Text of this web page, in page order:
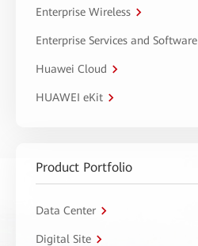
Enterprise Wireless
Enterprise Services and Software
Huawei Cloud
HUAWEI eKit
Product Portfolio
Data Center
Digital Site